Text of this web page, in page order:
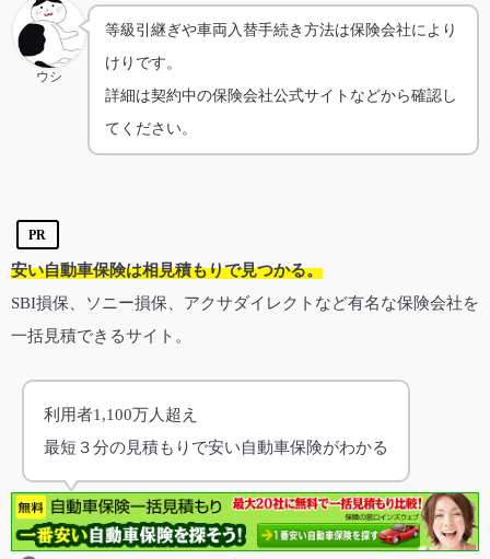
ウシ
等級引継ぎや車両入替手続き方法は保険会社により
けりです。
詳細は契約中の保険会社公式サイトなどから確認し
てください。
PR
安い自動車保険は相見積もりで見つかる。
SBI損保、ソニー損保、アクサダイレクトなど有名な保険会社を
一括見積できるサイト。
利用者1,100万人超え
最短３分の見積もりで安い自動車保険がわかる